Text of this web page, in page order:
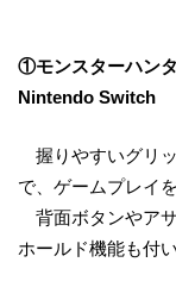
①モンスターハン
Nintendo Switch
握りやすいグリ
で、ゲームプレイ
背面ボタンやア
ホールド機能も付